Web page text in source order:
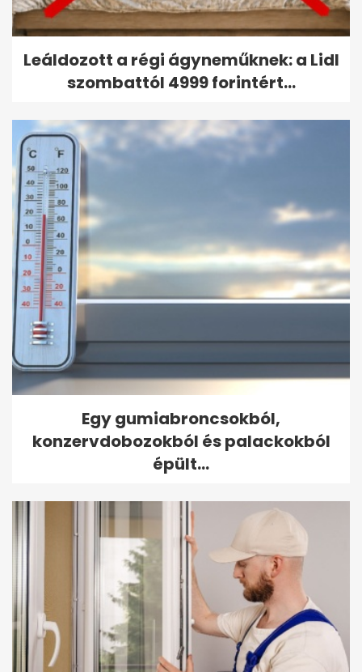
Leáldozott a régi ágyneműknek: a Lidl
szombattól 4999 forintért...
Egy gumiabroncsokból,
konzervdobozokból és palackokból
épült...